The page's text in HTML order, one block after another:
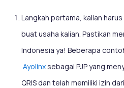
Langkah pertama, kalian
buat usaha kalian. Pastikan
Indonesia ya! Beberapa
Ayolinxsebagai PJP yang
QRIS dan telah memiliki izin